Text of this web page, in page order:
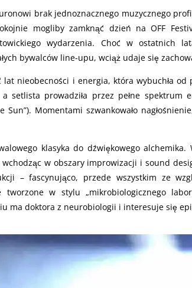
brak jednoznacznego muzycznego
mogliby zamknąć dzień na OFF
wydarzenia. Choć w ostatnich
bywalców line-upu, wciąż udaje się
lat nieobecności i energia, która wybuchła
a setlista prowadziła przez pełne spektrum
Momentami szwankowało
klasyka do dźwiękowego alchemika.
w obszary improwizacji i sound
– fascynująco, przede wszystkim ze
tworzone w stylu „mikrobiologicznego
ma doktora z neurobiologii i interesuje się